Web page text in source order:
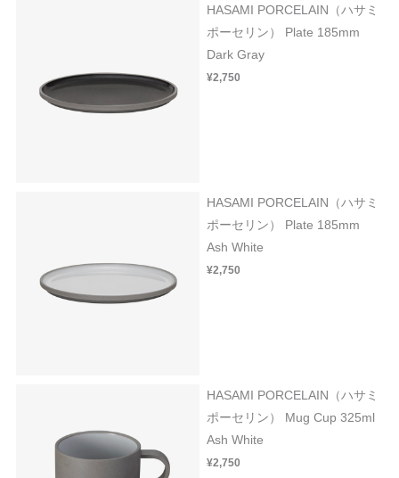
HASAMI PORCELAIN（ハサミ
ポーセリン） Plate 185mm
Dark Gray
¥2,750
HASAMI PORCELAIN（ハサミ
ポーセリン） Plate 185mm
Ash White
¥2,750
HASAMI PORCELAIN（ハサミ
ポーセリン） Mug Cup 325ml
Ash White
¥2,750